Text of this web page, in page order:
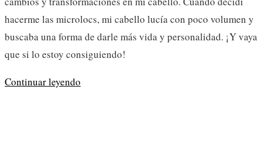
hacerme las microlocs, mi cabello lucía con poco volumen y
buscaba una forma de darle más vida y personalidad. ¡Y vaya
que si lo estoy consiguiendo!
Continuar leyendo